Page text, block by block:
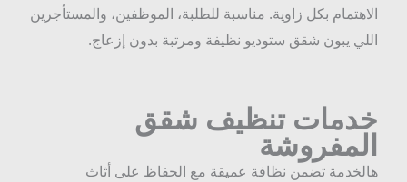
الاهتمام بكل زاوية. مناسبة للطلبة، الموظفين، والمستأجرين
اللي يبون شقق ستوديو نظيفة ومرتبة بدون إزعاج.
خدمات تنظيف شقق
المفروشة
هالخدمة تضمن نظافة عميقة مع الحفاظ على أثاث